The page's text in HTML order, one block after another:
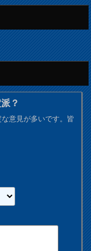
？
意見が多いです。皆